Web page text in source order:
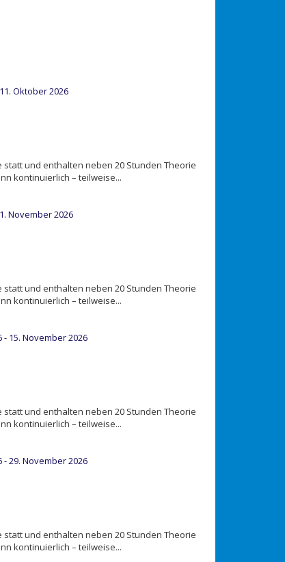
Oktober 2026
und enthalten neben 20 Stunden Theorie
kontinuierlich – teilweise...
November 2026
und enthalten neben 20 Stunden Theorie
kontinuierlich – teilweise...
15. November 2026
und enthalten neben 20 Stunden Theorie
kontinuierlich – teilweise...
29. November 2026
und enthalten neben 20 Stunden Theorie
kontinuierlich – teilweise...